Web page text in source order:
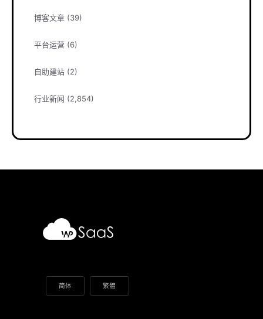
博客文章 (39)
平台运营 (6)
自助建站 (2)
行业新闻 (2,854)
简体 繁體